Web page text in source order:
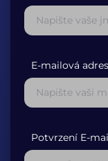
E-mailová
Potvrzení E-